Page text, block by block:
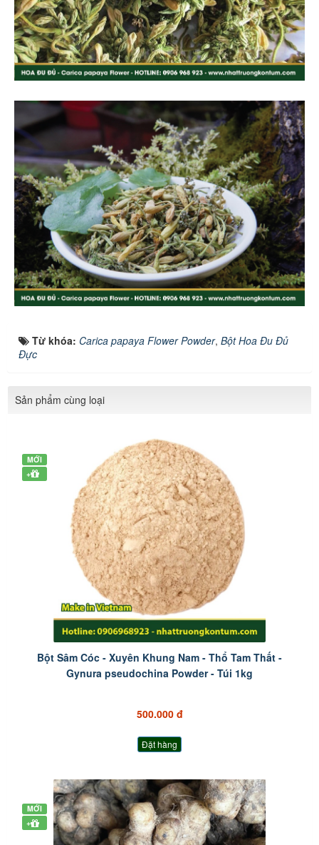
Từ khóa: Carica papaya Flower Powder, Bột Hoa Đu Đủ
Đực
Sản phẩm cùng loại
MỚI
+
Bột Sâm Cóc - Xuyên Khung Nam - Thổ Tam Thất -
Gynura pseudochina Powder - Túi 1kg
500.000 đ
Đặt hàng
MỚI
+